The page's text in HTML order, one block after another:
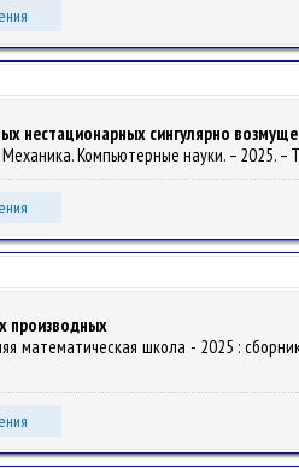
нестационарных сингулярно
Компьютерные науки. – 2025. –
производных
математическая школа - 2025 :